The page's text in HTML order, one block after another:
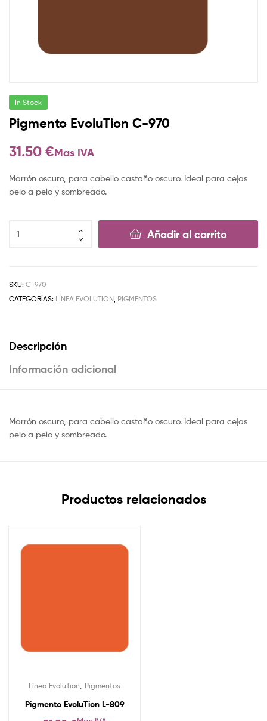
In Stock
Pigmento EvoluTion C-970
31.50 €Mas IVA
Marrón oscuro, para cabello castaño oscuro. Ideal para cejas
pelo a pelo y sombreado.
Añadir al carrito
SKU: C-970
CATEGORÍAS: LÍNEA EVOLUTION PIGMENTOS
Descripción
Información adicional
Marrón oscuro, para cabello castaño oscuro. Ideal para cejas
pelo a pelo y sombreado.
Productos relacionados
Línea EvoluTion Pigmentos
Pigmento EvoluTion L-809